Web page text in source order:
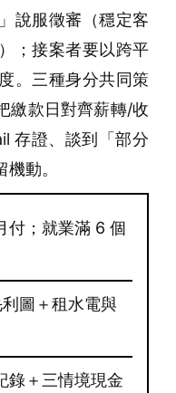
說服徵審（穩定客
；接案者要以跨平
。三種身分共同策
繳款日對齊薪轉/收
存證、談到「部分
動。
付；就業滿 6 個
圖＋租水電與
錄＋三情境現金